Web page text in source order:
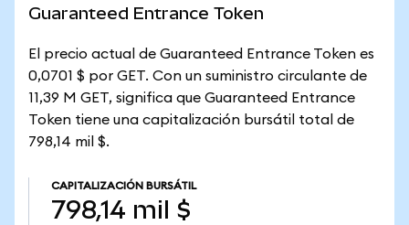
Guaranteed Entrance Token
El precio actual de Guaranteed Entrance Token es
0,0701 $ por GET. Con un suministro circulante de
11,39 M GET, significa que Guaranteed Entrance
Token tiene una capitalización bursátil total de
798,14 mil $.
CAPITALIZACIÓN BURSÁTIL
798,14 mil $